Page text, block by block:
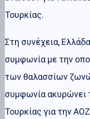
Τουρκίας.
Στη συνέχεια,
συμφωνία με την
των θαλασσίων
συμφωνία ακυρώνει
Τουρκίας για την